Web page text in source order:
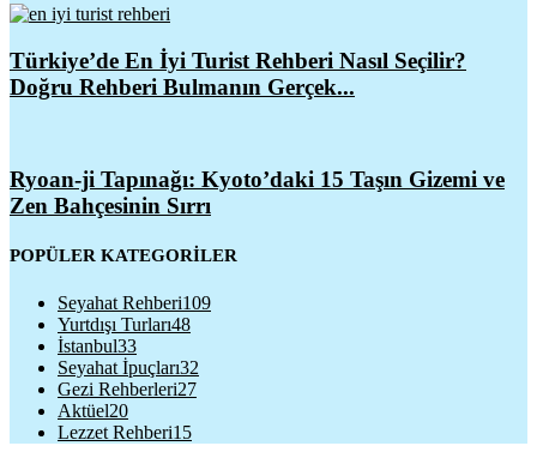
Türkiye’de En İyi Turist Rehberi Nasıl Seçilir?
Doğru Rehberi Bulmanın Gerçek...
Ryoan-ji Tapınağı: Kyoto’daki 15 Taşın Gizemi ve
Zen Bahçesinin Sırrı
POPÜLER KATEGORİLER
Seyahat Rehberi109
Yurtdışı Turları48
İstanbul33
Seyahat İpuçları32
Gezi Rehberleri27
Aktüel20
Lezzet Rehberi15